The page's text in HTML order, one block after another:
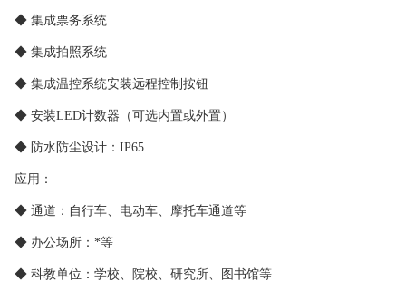
◆ 集成票务系统
◆ 集成拍照系统
◆ 集成温控系统安装远程控制按钮
◆ 安装LED计数器（可选内置或外置）
◆ 防水防尘设计：IP65
应用：
◆ 通道：自行车、电动车、摩托车通道等
◆ 办公场所：*等
◆ 科教单位：学校、院校、研究所、图书馆等